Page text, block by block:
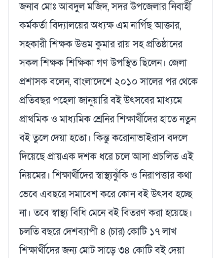
জনাব মোঃ আবদুল মজিদ, সদর উপজেলার নিবার্হী
কর্মকর্তা বিদ্যালয়ের অধ্যক্ষ এম নার্গিছ আক্তার,
সহকারী শিক্ষক উত্তম কুমার রায় সহ প্রতিষ্ঠানের
সকল শিক্ষক শিক্ষিকা গণ উপস্থিত ছিলেন। জেলা
প্রশাসক বলেন, বাংলাদেশে ২০১০ সালের পর থেকে
প্রতিবছর পহেলা জানুয়ারি বই উৎসবের মাধ্যমে
প্রাথমিক ও মাধ্যমিক শ্রেনির শিক্ষার্থীদের হাতে নতুন
বই তুলে দেয়া হতো। কিন্তু করোনাভাইরাস বদলে
দিয়েছে প্রায়এক দশক ধরে চলে আসা প্রচলিত এই
নিয়মের। শিক্ষার্থীদের স্বাস্থ্যঝুঁকি ও নিরাপত্তার কথা
ভেবে এবছরে সমাবেশ করে কোন বই উৎসব হচ্ছে
না। তবে স্বাস্থ্য বিধি মেনে বই বিতরণ করা হয়েছে।
চলতি বছরে দেশব্যাপী ৪ (চার) কোটি ১৭ লাখ
শিক্ষার্থীদের জন্য মোট সাড়ে ৩৪ কোটি বই দেয়া